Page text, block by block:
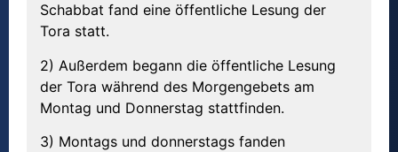
Schabbat fand eine öffentliche Lesung der
Tora statt.
2) Außerdem begann die öffentliche Lesung
der Tora während des Morgengebets am
Montag und Donnerstag stattfinden.
3) Montags und donnerstags fanden